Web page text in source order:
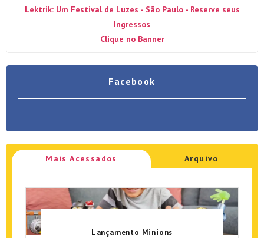
Lektrik: Um Festival de Luzes - São Paulo - Reserve seus
Ingressos
Clique no Banner
Facebook
Mais Acessados Arquivo
Lançamento Minions